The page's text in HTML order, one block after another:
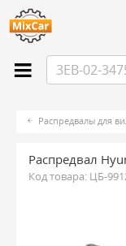
Распредвалы для
Распредвал
Код товара: ЦБ-